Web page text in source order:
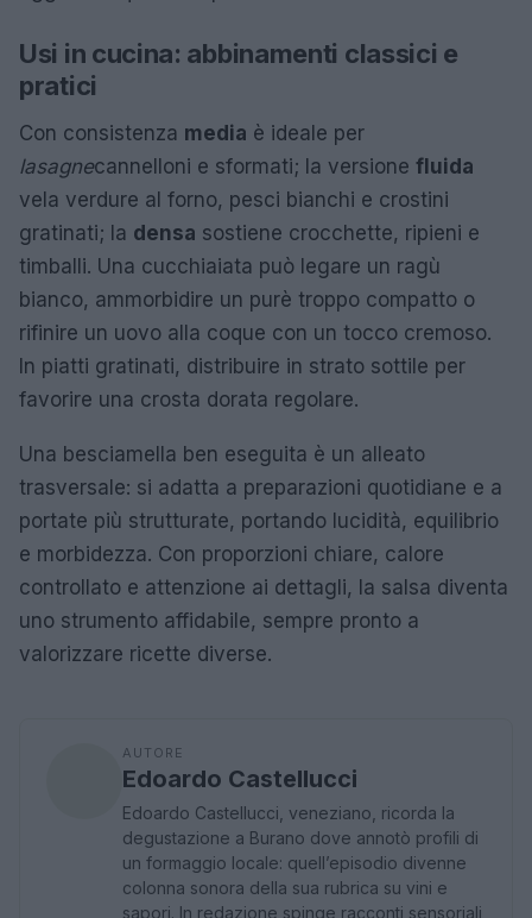
Usi in cucina: abbinamenti classici e
pratici
Con consistenza media è ideale per
lasagnecannelloni e sformati; la versione fluida
vela verdure al forno, pesci bianchi e crostini
gratinati; la densa sostiene crocchette, ripieni e
timballi. Una cucchiaiata può legare un ragù
bianco, ammorbidire un purè troppo compatto o
rifinire un uovo alla coque con un tocco cremoso.
In piatti gratinati, distribuire in strato sottile per
favorire una crosta dorata regolare.
Una besciamella ben eseguita è un alleato
trasversale: si adatta a preparazioni quotidiane e a
portate più strutturate, portando lucidità, equilibrio
e morbidezza. Con proporzioni chiare, calore
controllato e attenzione ai dettagli, la salsa diventa
uno strumento affidabile, sempre pronto a
valorizzare ricette diverse.
AUTORE
Edoardo Castellucci
Edoardo Castellucci, veneziano, ricorda la
degustazione a Burano dove annotò profili di
un formaggio locale: quell’episodio divenne
colonna sonora della sua rubrica su vini e
sapori. In redazione spinge racconti sensoriali